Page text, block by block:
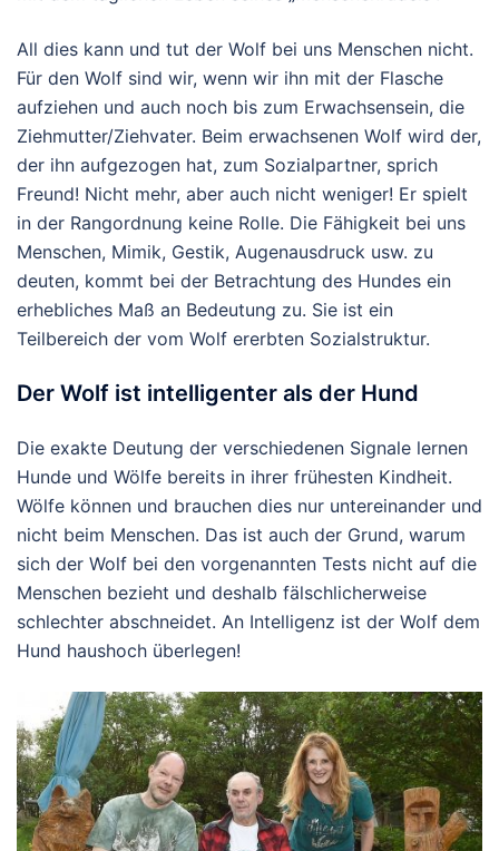
All dies kann und tut der Wolf bei uns Menschen nicht.
Für den Wolf sind wir, wenn wir ihn mit der Flasche
aufziehen und auch noch bis zum Erwachsensein, die
Ziehmutter/Ziehvater. Beim erwachsenen Wolf wird der,
der ihn aufgezogen hat, zum Sozialpartner, sprich
Freund! Nicht mehr, aber auch nicht weniger! Er spielt
in der Rangordnung keine Rolle. Die Fähigkeit bei uns
Menschen, Mimik, Gestik, Augenausdruck usw. zu
deuten, kommt bei der Betrachtung des Hundes ein
erhebliches Maß an Bedeutung zu. Sie ist ein
Teilbereich der vom Wolf ererbten Sozialstruktur.
Der Wolf ist intelligenter als der Hund
Die exakte Deutung der verschiedenen Signale lernen
Hunde und Wölfe bereits in ihrer frühesten Kindheit.
Wölfe können und brauchen dies nur untereinander und
nicht beim Menschen. Das ist auch der Grund, warum
sich der Wolf bei den vorgenannten Tests nicht auf die
Menschen bezieht und deshalb fälschlicherweise
schlechter abschneidet. An Intelligenz ist der Wolf dem
Hund haushoch überlegen!